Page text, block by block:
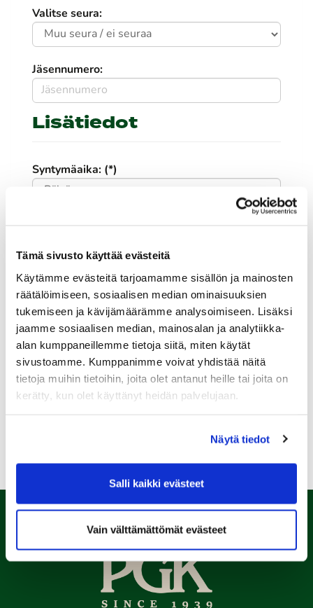
Tämä sivusto käyttää evästeitä
Käytämme evästeitä tarjoamamme sisällön ja mainosten
räätälöimiseen, sosiaalisen median ominaisuuksien
tukemiseen ja kävijämäärämme analysoimiseen. Lisäksi
jaamme sosiaalisen median, mainosalan ja analytiikka-
alan kumppaneillemme tietoja siitä, miten käytät
sivustoamme. Kumppanimme voivat yhdistää näitä
tietoja muihin tietoihin, joita olet antanut heille tai joita on
kerätty, kun olet käyttänyt heidän palvelujaan.
Näytä tiedot
Salli kaikki evästeet
Vain välttämättömät evästeet
Valitse seura:
Jäsennumero:
Lisätiedot
Syntymäaika: (*)
Sukupuoli:
Rekisteröidy
Haluan tilata Kalafornia uutiskirjeen
Olen lukenuttietosuojaselosteenja hyväksyn
henkilötietojeni käsittelyn (*)